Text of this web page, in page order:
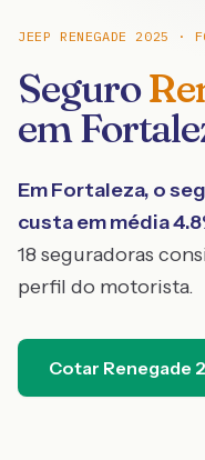
JEEP RENEGADE 2025 ·
Seguro
em
EmFortaleza, o
custa em média4.8
18 seguradoras
perfil do motorista.
Cotar Renegade